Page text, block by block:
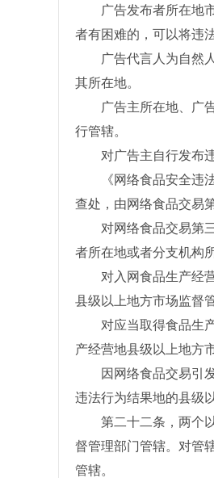
广告发布者所在地市
者有困难的，可以将违
广告代言人为自然人
其所在地。
广告主所在地、广告
行管辖。
对广告主自行发布违
《网络食品安全违法
查处，由网络食品交易
对网络食品交易第三
者所在地或者分支机构
对入网食品生产经营
县级以上地方市场监督
对应当取得食品生产
产经营地县级以上地方
因网络食品交易引发
违法行为结果地的县级
第二十二条，两个以
督管理部门管辖。对管
管辖。